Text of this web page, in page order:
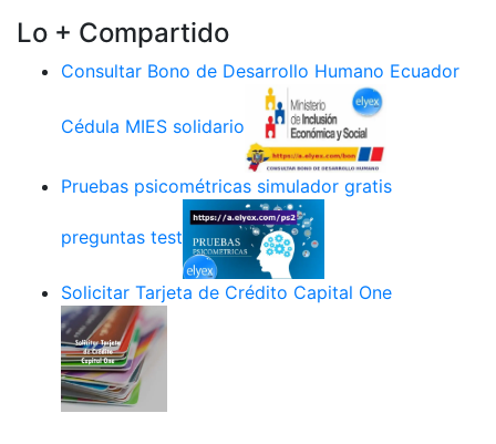
Lo + Compartido
Consultar Bono de Desarrollo Humano Ecuador
Cédula MIES solidario
Pruebas psicométricas simulador gratis
preguntas test
Solicitar Tarjeta de Crédito Capital One